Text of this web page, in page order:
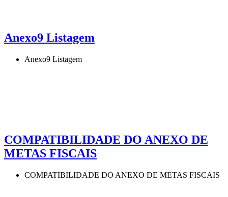
Anexo9 Listagem
Anexo9 Listagem
COMPATIBILIDADE DO ANEXO DE
METAS FISCAIS
COMPATIBILIDADE DO ANEXO DE METAS FISCAIS